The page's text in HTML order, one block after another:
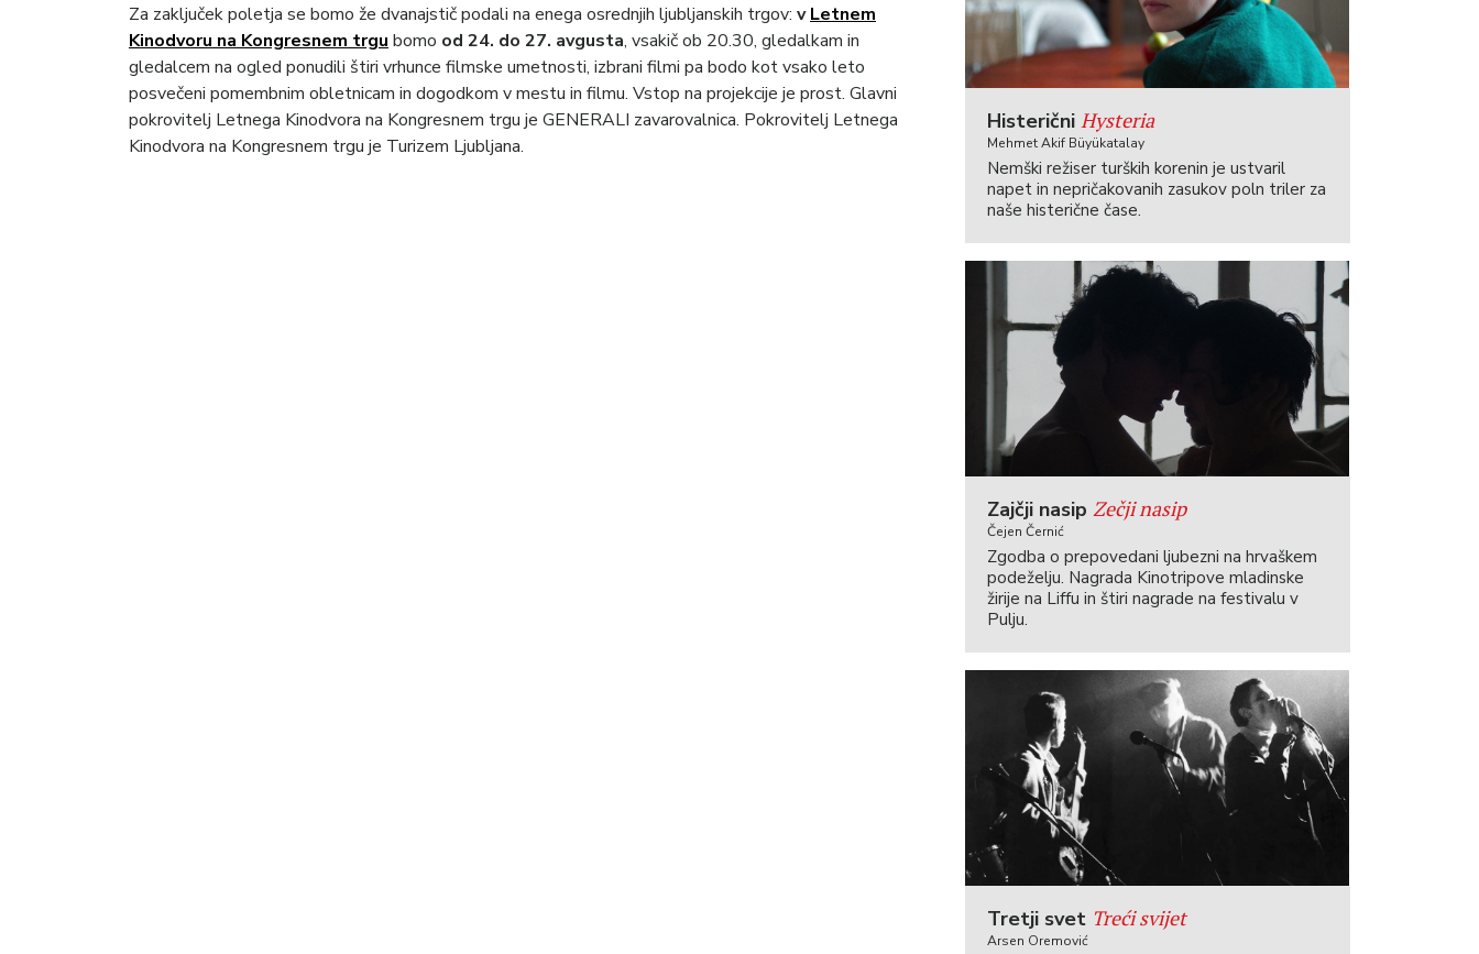
Za zaključek poletja se bomo že dvanajstič podali na enega osrednjih ljubljanskih trgov: vLetnem
Kinodvoru na Kongresnem trgu bomo od 24. do 27. avgusta, vsakič ob 20.30, gledalkam in
gledalcem na ogled ponudili štiri vrhunce filmske umetnosti, izbrani filmi pa bodo kot vsako leto
posvečeni pomembnim obletnicam in dogodkom v mestu in filmu. Vstop na projekcije je prost. Glavni
pokrovitelj Letnega Kinodvora na Kongresnem trgu je GENERALI zavarovalnica. Pokrovitelj Letnega
Kinodvora na Kongresnem trgu je Turizem Ljubljana.
Histerični Hysteria
Mehmet Akif Büyükatalay
Nemški režiser turških korenin je ustvaril
napet in nepričakovanih zasukov poln triler za
naše histerične čase.
Zajčji nasip Zečji nasip
Čejen Černić
Zgodba o prepovedani ljubezni na hrvaškem
podeželju. Nagrada Kinotripove mladinske
žirije na Liffu in štiri nagrade na festivalu v
Pulju.
Tretji svet Treći svijet
Arsen Oremović